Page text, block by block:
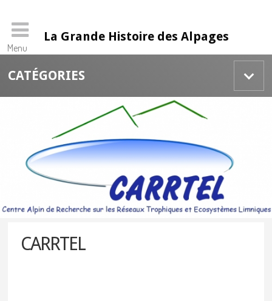
toCATÉGORIES
CARRTEL
Menu
La Grande Histoire des Alpages